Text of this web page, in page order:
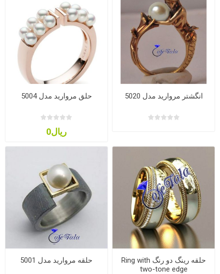
انگشتر مروارید مدل 5020 حلق مروارید مدل 5004
ریال0
حلقه رینگ دو رنگ Ring with
two-tone edge
حلقه مروارید مدل 5001